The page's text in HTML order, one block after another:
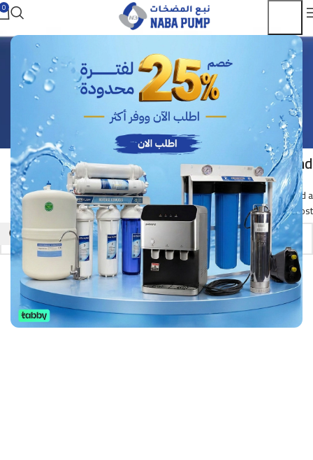
0
تحلية مياه وبرادات
الرئيسية Archive by Category "تحلية مياه وبرادات"
Nothing Found
Apologies, but no results were found. Perhaps searching will help find a
related post.